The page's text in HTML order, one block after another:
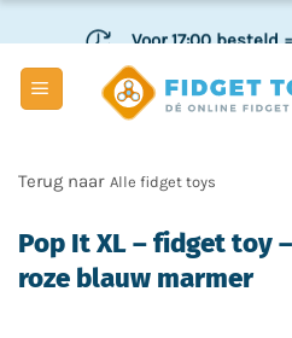
naar
inhoud
Veiligen
Pop It XL – fidget toy
roze blauw marmer
Alle fidget toys